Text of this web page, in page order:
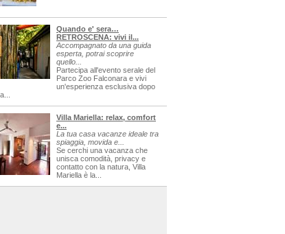
Quando e' sera…
RETROSCENA: vivi il...
Accompagnato da una guida
esperta, potrai scoprire
quello...
Partecipa all'evento serale del
Parco Zoo Falconara e vivi
un'esperienza esclusiva dopo
Villa Mariella: relax, comfort
e...
La tua casa vacanze ideale tra
spiaggia, movida e...
Se cerchi una vacanza che
unisca comodità, privacy e
contatto con la natura, Villa
Mariella è la...